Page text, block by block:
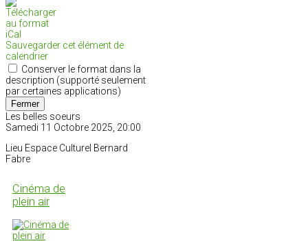
Sauvegarder cet élément de
calendrier
Conserver le format dans la
description (supporté seulement
par certaines applications)
Fermer
Les belles soeurs
Samedi 11 Octobre 2025, 20:00
Lieu Espace Culturel Bernard
Fabre
Cinéma de
plein air